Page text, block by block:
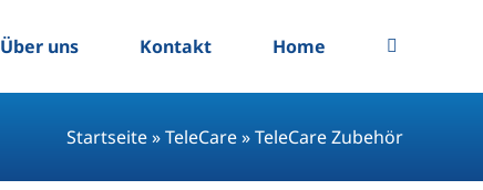
Über uns Kontakt Home
Startseite»TeleCare»TeleCare Zubehör